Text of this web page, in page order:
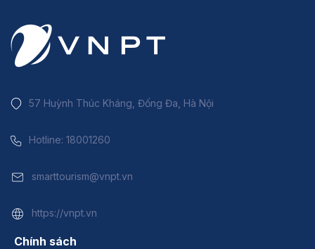
57 Huỳnh Thúc Kháng, Đống Đa, Hà Nội
Hotline: 18001260
smarttourism@vnpt.vn
https://vnpt.vn
Chính sách